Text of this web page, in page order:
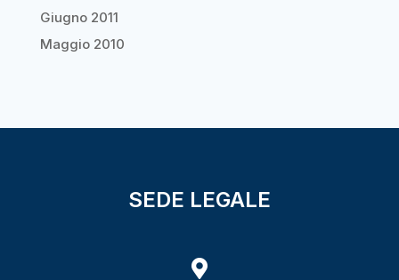
Giugno 2011
Maggio 2010
SEDE LEGALE
